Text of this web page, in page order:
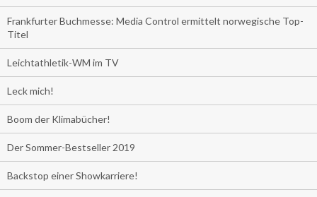
Frankfurter Buchmesse: Media Control ermittelt norwegische Top-
Titel
Leichtathletik-WM im TV
Leck mich!
Boom der Klimabücher!
Der Sommer-Bestseller 2019
Backstop einer Showkarriere!